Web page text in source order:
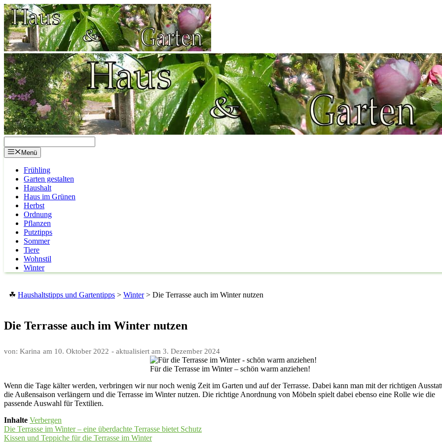
Zum
Inhalt
springen
Menü
Frühling
Garten gestalten
Haushalt
Haus im Grünen
Herbst
Ordnung
Pflanzen
Putztipps
Sommer
Tiere
Wohnstil
Winter
☘ Haushaltstipps und Gartentipps > Winter> Die Terrasse auch im Winter nutzen
Die Terrasse auch im Winter nutzen
von: Karina am 10. Oktober 2022 - aktualisiert am 3. Dezember 2024
Für die Terrasse im Winter – schön warm anziehen!
Wenn die Tage kälter werden, verbringen wir nur noch wenig Zeit im Garten und auf der Terrasse. Dabei kann man mit der richtigen
die Außensaison verlängern und die Terrasse im Winter nutzen. Die richtige Anordnung von Möbeln spielt dabei ebenso eine Rolle wie die
passende Auswahl für Textilien.
Inhalte Verbergen
Die Terrasse im Winter – eine überdachte Terrasse bietet Schutz
Kissen und Teppiche für die Terrasse im Winter